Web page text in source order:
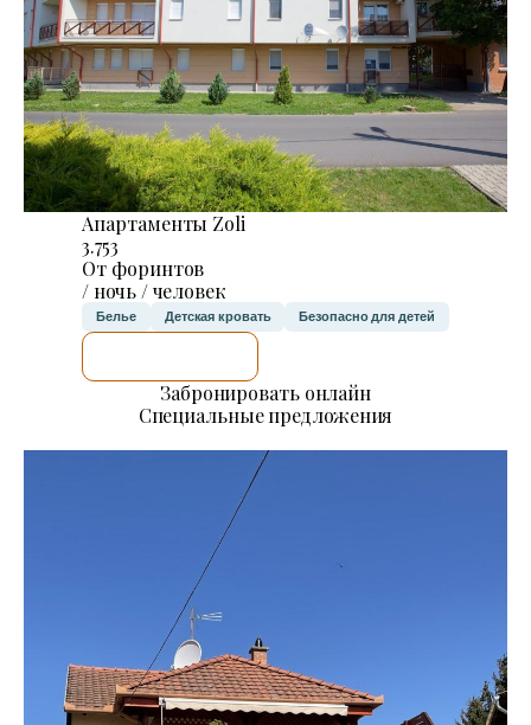
Апартаменты Zoli
3.753
От форинтов
/ ночь / человек
Белье Детская кровать Безопасно для детей
Забронировать онлайн
Специальные предложения